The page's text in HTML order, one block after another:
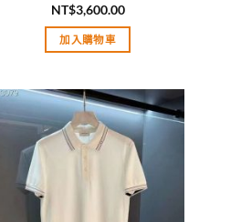
評分5.00
滿分 5
NT$3,600.00
加入購物車
Add to
wishlist